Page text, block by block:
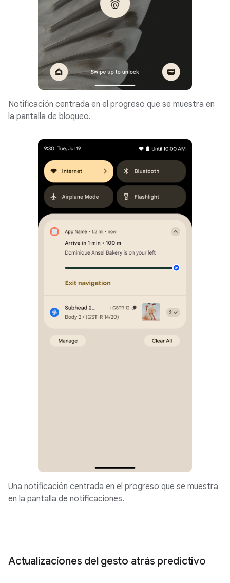
Notificación centrada en el progreso que se muestra en
la pantalla de bloqueo.
Una notificación centrada en el progreso que se muestra
en la pantalla de notificaciones.
Actualizaciones del gesto atrás predictivo